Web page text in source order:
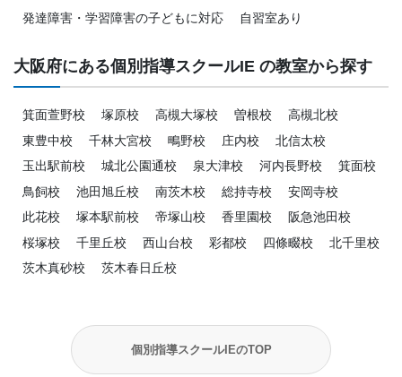
発達障害・学習障害の子どもに対応
自習室あり
大阪府にある個別指導スクールIE の教室から探す
箕面萱野校 塚原校 高槻大塚校 曽根校
高槻北校
東豊中校
千林大宮校 鴫野校 庄内校
北信太校
玉出駅前校
城北公園通校 泉大津校 河内長野校
箕面校
鳥飼校
池田旭丘校 南茨木校 総持寺校
安岡寺校
此花校
塚本駅前校 帝塚山校 香里園校
阪急池田校
桜塚校
千里丘校 西山台校 彩都校 四條畷校
北千里校
茨木真砂校
茨木春日丘校
個別指導スクールIEのTOP